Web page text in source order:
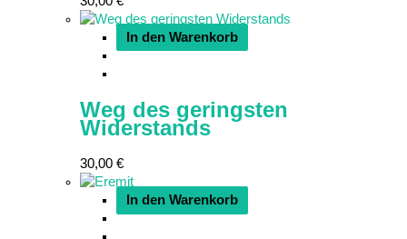
In den Warenkorb
Weg des geringsten
Widerstands
30,00 €
In den Warenkorb